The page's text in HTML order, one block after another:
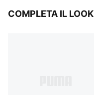
COMPLETA IL LOOK